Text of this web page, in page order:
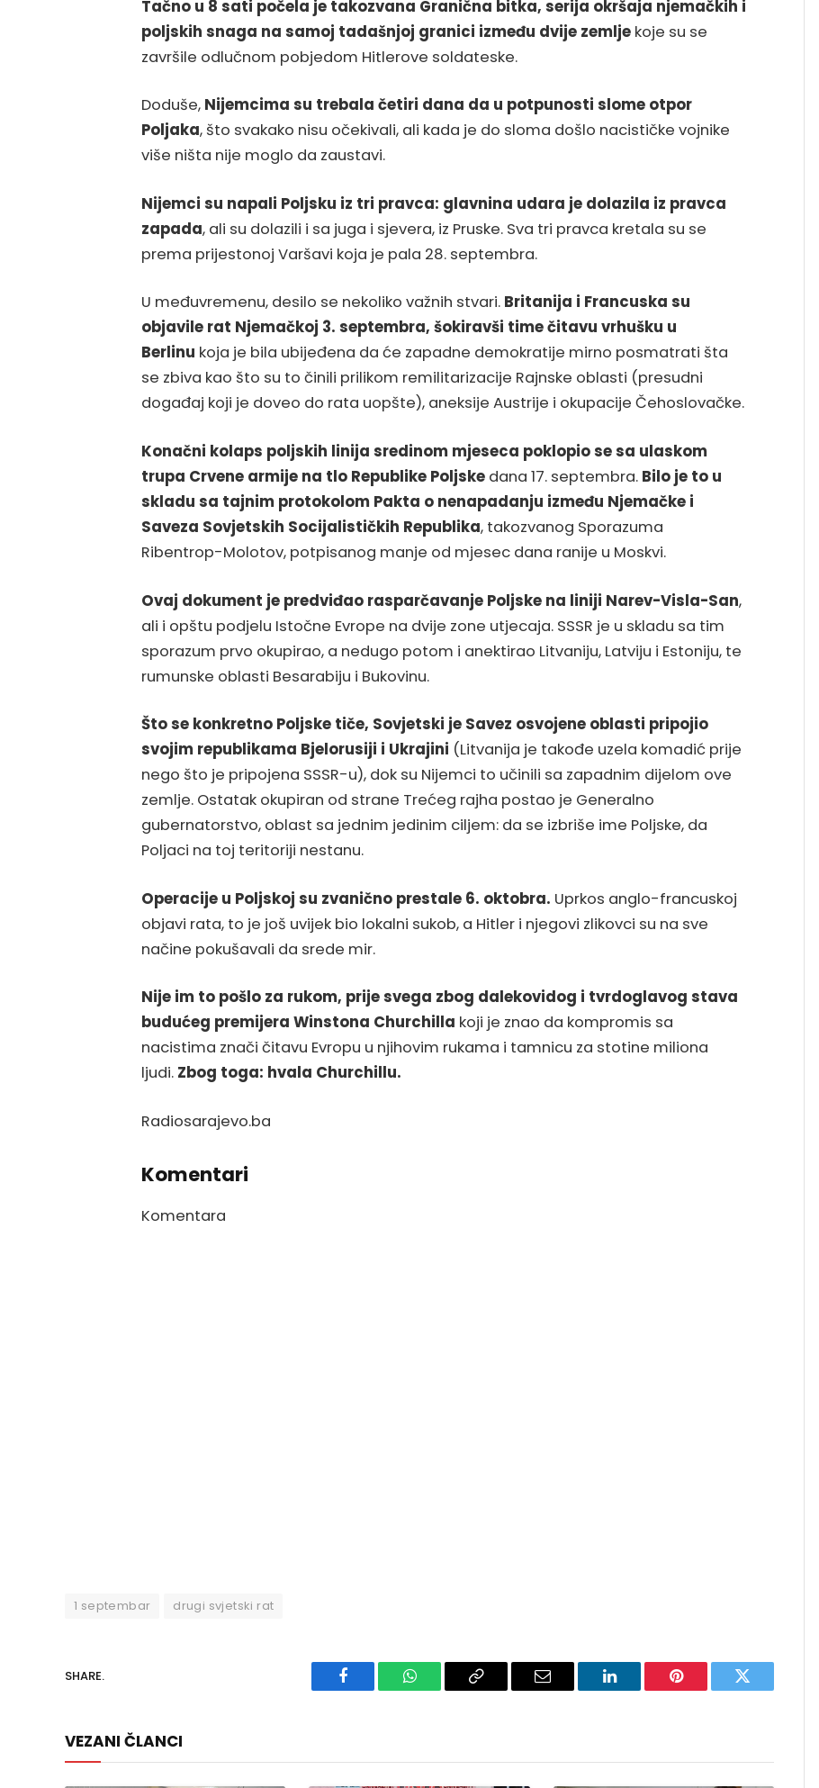
Tačno u 8 sati počela je takozvana Granična bitka, serija okršaja njemačkih i
poljskih snaga na samoj tadašnjoj granici između dvije zemlje koje su se
završile odlučnom pobjedom Hitlerove soldateske.
Doduše, Nijemcima su trebala četiri dana da u potpunosti slome otpor
Poljaka, što svakako nisu očekivali, ali kada je do sloma došlo nacističke vojnike
više ništa nije moglo da zaustavi.
Nijemci su napali Poljsku iz tri pravca: glavnina udara je dolazila iz pravca
zapada, ali su dolazili i sa juga i sjevera, iz Pruske. Sva tri pravca kretala su se
prema prijestonoj Varšavi koja je pala 28. septembra.
U međuvremenu, desilo se nekoliko važnih stvari. Britanija i Francuska su
objavile rat Njemačkoj 3. septembra, šokiravši time čitavu vrhušku u
Berlinu koja je bila ubijeđena da će zapadne demokratije mirno posmatrati šta
se zbiva kao što su to činili prilikom remilitarizacije Rajnske oblasti (presudni
događaj koji je doveo do rata uopšte), aneksije Austrije i okupacije Čehoslovačke.
Konačni kolaps poljskih linija sredinom mjeseca poklopio se sa ulaskom
trupa Crvene armije na tlo Republike Poljske dana 17. septembra. Bilo je to u
skladu sa tajnim protokolom Pakta o nenapadanju između Njemačke i
Saveza Sovjetskih Socijalističkih Republika, takozvanog Sporazuma
Ribentrop-Molotov, potpisanog manje od mjesec dana ranije u Moskvi.
Ovaj dokument je predviđao rasparčavanje Poljske na liniji Narev-Visla-San,
ali i opštu podjelu Istočne Evrope na dvije zone utjecaja. SSSR je u skladu sa tim
sporazum prvo okupirao, a nedugo potom i anektirao Litvaniju, Latviju i Estoniju, te
rumunske oblasti Besarabiju i Bukovinu.
Što se konkretno Poljske tiče, Sovjetski je Savez osvojene oblasti pripojio
svojim republikama Bjelorusiji i Ukrajini (Litvanija je takođe uzela komadić prije
nego što je pripojena SSSR-u), dok su Nijemci to učinili sa zapadnim dijelom ove
zemlje. Ostatak okupiran od strane Trećeg rajha postao je Generalno
gubernatorstvo, oblast sa jednim jedinim ciljem: da se izbriše ime Poljske, da
Poljaci na toj teritoriji nestanu.
Operacije u Poljskoj su zvanično prestale 6. oktobra. Uprkos anglo-francuskoj
objavi rata, to je još uvijek bio lokalni sukob, a Hitler i njegovi zlikovci su na sve
načine pokušavali da srede mir.
Nije im to pošlo za rukom, prije svega zbog dalekovidog i tvrdoglavog stava
budućeg premijera Winstona Churchilla koji je znao da kompromis sa
nacistima znači čitavu Evropu u njihovim rukama i tamnicu za stotine miliona
ljudi. Zbog toga: hvala Churchillu.
Radiosarajevo.ba
Komentari
Komentara
1 septembar drugi svjetski rat
SHARE.
Facebook WhatsAppCopy
Email LinkedIn Pinterest Twitter
VEZANI ČLANCI